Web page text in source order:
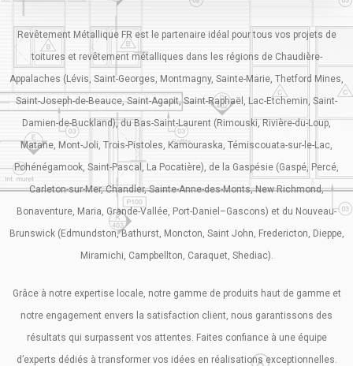
Revêtement Métallique FR est le partenaire idéal pour tous vos projets de
toitures et revêtement métalliques dans les régions de Chaudière-
Appalaches (Lévis, Saint-Georges, Montmagny, Sainte-Marie, Thetford Mines,
Saint-Joseph-de-Beauce, Saint-Agapit, Saint-Raphaël, Lac-Etchemin, Saint-
Damien-de-Buckland), du Bas-Saint-Laurent (Rimouski, Rivière-du-Loup,
Matane, Mont-Joli, Trois-Pistoles, Kamouraska, Témiscouata-sur-le-Lac,
Pohénégamook, Saint-Pascal, La Pocatière), de la Gaspésie (Gaspé, Percé,
Carleton-sur-Mer, Chandler, Sainte-Anne-des-Monts, New Richmond,
Bonaventure, Maria, Grande-Vallée, Port-Daniel–Gascons) et du Nouveau-
Brunswick (Edmundston, Bathurst, Moncton, Saint John, Fredericton, Dieppe,
Miramichi, Campbellton, Caraquet, Shediac).
Grâce à notre expertise locale, notre gamme de produits haut de gamme et
notre engagement envers la satisfaction client, nous garantissons des
résultats qui surpassent vos attentes. Faites confiance à une équipe
d’experts dédiés à transformer vos idées en réalisations exceptionnelles.